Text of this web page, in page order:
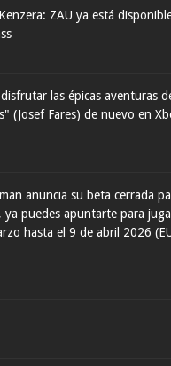
ZAU ya está
las épicas aventuras
(Josef Fares) de nuevo en
anuncia su beta cerrada
ya puedes apuntarte para
hasta el 9 de abril 2026